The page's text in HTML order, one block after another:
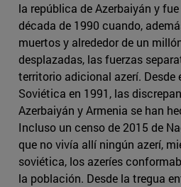
la república de Azerbaiyán y
década de 1990 cuando,
muertos y alrededor de un
desplazadas, las fuerzas
territorio adicional azerí. Desde
Soviética en 1991, las
Azerbaiyán y Armenia se han
Incluso un censo de 2015 de
que no vivía allí ningún azerí,
soviética, los azeríes
la población. Desde la tregua